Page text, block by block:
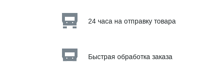
24 часа на отправку товара
Быстрая обработка заказа